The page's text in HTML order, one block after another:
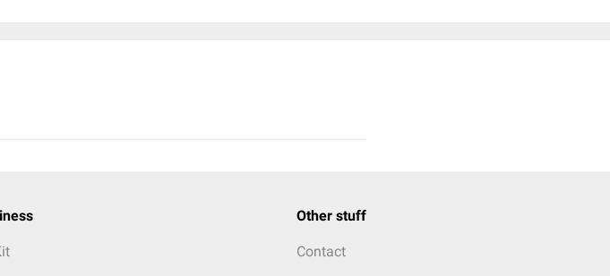
Other stuff
Contact